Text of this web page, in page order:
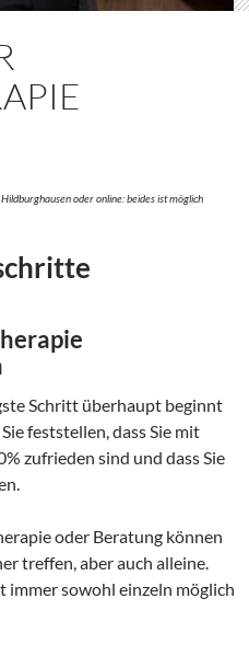
oder online: beides ist möglich
Schritt überhaupt beginnt
feststellen, dass Sie mit
zufrieden sind und dass Sie
oder Beratung können
treffen, aber auch alleine.
immer sowohl einzeln möglich